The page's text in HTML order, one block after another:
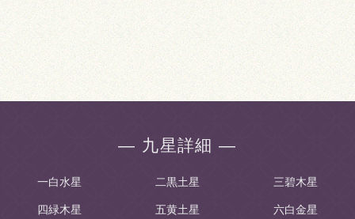
― 九星詳細 ―
一白水星 二黒土星 三碧木星
四緑木星 五黄土星 六白金星